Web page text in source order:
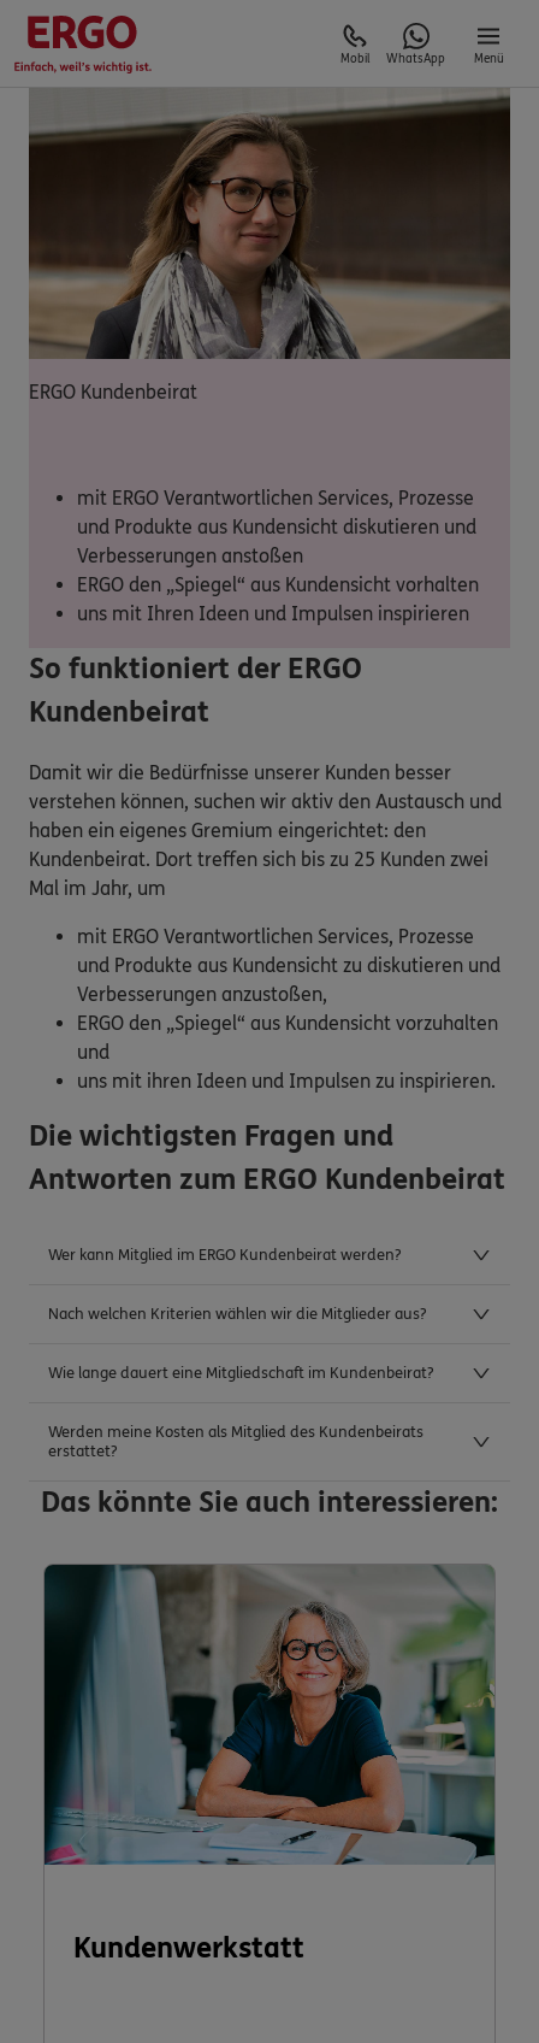
Mobil WhatsApp Menü
ERGO Kundenbeirat
mit ERGO Verantwortlichen Services, Prozesse
und Produkte aus Kundensicht diskutieren und
Verbesserungen anstoßen
ERGO den „Spiegel“ aus Kundensicht vorhalten
uns mit Ihren Ideen und Impulsen inspirieren
So funktioniert der ERGO
Kundenbeirat
Damit wir die Bedürfnisse unserer Kunden besser
verstehen können, suchen wir aktiv den Austausch und
haben ein eigenes Gremium eingerichtet: den
Kundenbeirat. Dort treffen sich bis zu 25 Kunden zwei
Mal im Jahr, um
mit ERGO Verantwortlichen Services, Prozesse
und Produkte aus Kundensicht zu diskutieren und
Verbesserungen anzustoßen,
ERGO den „Spiegel“ aus Kundensicht vorzuhalten
und
uns mit ihren Ideen und Impulsen zu inspirieren.
Die wichtigsten Fragen und
Antworten zum ERGO Kundenbeirat
Wer kann Mitglied im ERGO Kundenbeirat werden?
Nach welchen Kriterien wählen wir die Mitglieder aus?
Wie lange dauert eine Mitgliedschaft im Kundenbeirat?
Werden meine Kosten als Mitglied des Kundenbeirats
erstattet?
Das könnte Sie auch interessieren:
Kundenwerkstatt